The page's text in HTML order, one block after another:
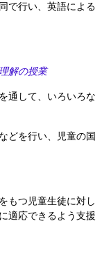
で行い、英語による
解の授業
通して、いろいろな
どを行い、児童の国
もつ児童生徒に対し
適応できるよう支援